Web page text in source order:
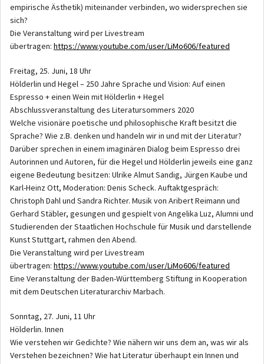
empirische Ästhetik) miteinander verbinden, wo widersprechen sie
sich?
Die Veranstaltung wird per Livestream
übertragen: https://www.youtube.com/user/LiMo606/featured
Freitag, 25. Juni, 18 Uhr
Hölderlin und Hegel – 250 Jahre Sprache und Vision: Auf einen
Espresso + einen Wein mit Hölderlin + Hegel
Abschlussveranstaltung des Literatursommers 2020
Welche visionäre poetische und philosophische Kraft besitzt die
Sprache? Wie z.B. denken und handeln wir in und mit der Literatur?
Darüber sprechen in einem imaginären Dialog beim Espresso drei
Autorinnen und Autoren, für die Hegel und Hölderlin jeweils eine ganz
eigene Bedeutung besitzen: Ulrike Almut Sandig, Jürgen Kaube und
Karl-Heinz Ott, Moderation: Denis Scheck. Auftaktgespräch:
Christoph Dahl und Sandra Richter. Musik von Aribert Reimann und
Gerhard Stäbler, gesungen und gespielt von Angelika Luz, Alumni und
Studierenden der Staatlichen Hochschule für Musik und darstellende
Kunst Stuttgart, rahmen den Abend.
Die Veranstaltung wird per Livestream
übertragen: https://www.youtube.com/user/LiMo606/featured
Eine Veranstaltung der Baden-Württemberg Stiftung in Kooperation
mit dem Deutschen Literaturarchiv Marbach.
Sonntag, 27. Juni, 11 Uhr
Hölderlin. Innen
Wie verstehen wir Gedichte? Wie nähern wir uns dem an, was wir als
Verstehen bezeichnen? Wie hat Literatur überhaupt ein Innen und